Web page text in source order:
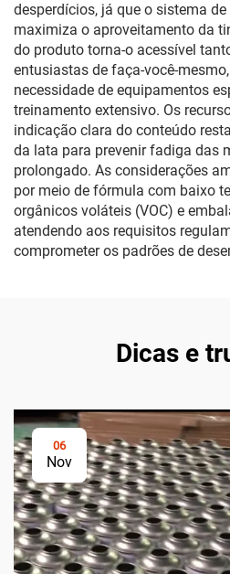
desperdícios, já que o sistema
maximiza o aproveitamento da
do produto torna-o acessível
entusiastas de faça-você-
necessidade de equipamentos
treinamento extensivo. Os
indicação clara do conteúdo
da lata para prevenir fadiga das
prolongado. As considerações
por meio de fórmula com baixo
orgânicos voláteis (VOC) e
atendendo aos requisitos
comprometer os padrões de
Dicas e
06
Nov